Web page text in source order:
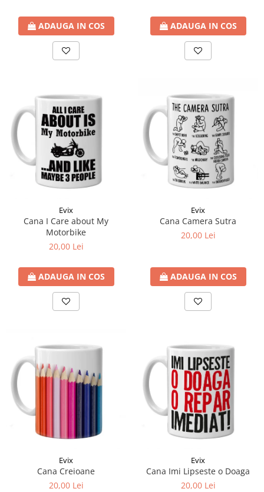
ADAUGA IN COS ADAUGA IN COS
Evix
Cana I Care about My
Motorbike
20,00 Lei
ADAUGA IN COS
Evix
Cana Camera Sutra
20,00 Lei
ADAUGA IN COS
Evix
Cana Creioane
20,00 Lei
Evix
Cana Imi Lipseste o Doaga
20,00 Lei